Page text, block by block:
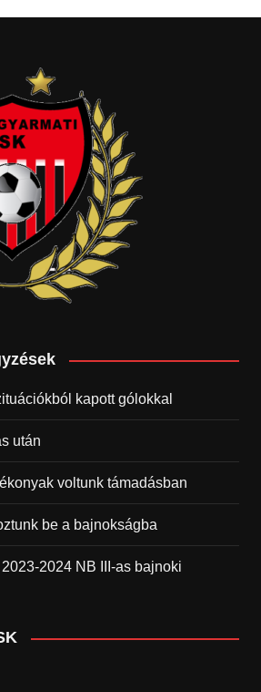
kapott gólokkal
után
voltunk támadásban
be a bajnokságba
2024 NB III-as bajnoki